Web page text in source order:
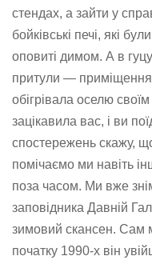
стендах, а зайти у
бойківські печі, які
оповиті димом. А в
притули —
обігрівала оселю
зацікавила вас, і ви
спостережень скажу, що
помічаємо ми навіть
поза часом. Ми вже
заповідника Давній
зимовий скансен. Сам
початку 1990-х він